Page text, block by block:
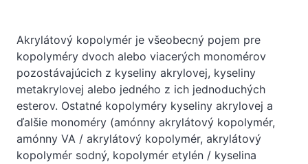
Akrylátový kopolymér je všeobecný pojem pre
kopolyméry dvoch alebo viacerých monomérov
pozostávajúcich z kyseliny akrylovej, kyseliny
metakrylovej alebo jedného z ich jednoduchých
esterov. Ostatné kopolyméry kyseliny akrylovej a
ďalšie monoméry (amónny akrylátový kopolymér,
amónny VA / akrylátový kopolymér, akrylátový
kopolymér sodný, kopolymér etylén / kyselina